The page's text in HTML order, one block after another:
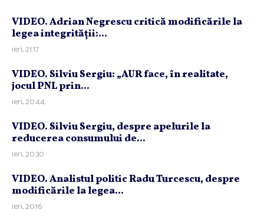
VIDEO. Adrian Negrescu critică modificările la
legea integrităţii:...
ieri, 21:17
VIDEO. Silviu Sergiu: „AUR face, în realitate,
jocul PNL prin...
ieri, 20:44
VIDEO. Silviu Sergiu, despre apelurile la
reducerea consumului de...
ieri, 20:30
VIDEO. Analistul politic Radu Turcescu, despre
modificările la legea...
ieri, 20:16